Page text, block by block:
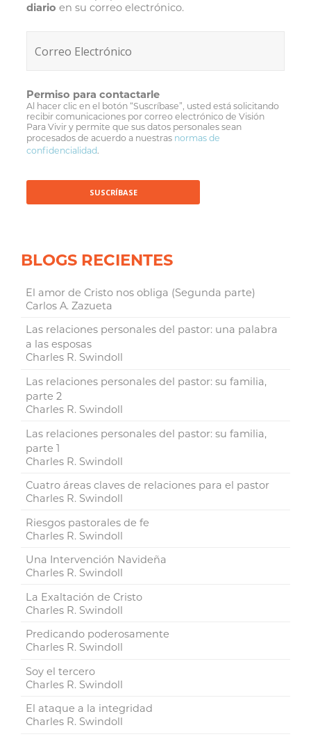
diario en su correo electrónico.
Permiso para contactarle
Al hacer clic en el botón “Suscríbase”, usted está solicitando
recibir comunicaciones por correo electrónico de Visión
Para Vivir y permite que sus datos personales sean
procesados de acuerdo a nuestras normas de
confidencialidad.
BLOGS RECIENTES
El amor de Cristo nos obliga (Segunda parte)
Carlos A. Zazueta
Las relaciones personales del pastor: una palabra
a las esposas
Charles R. Swindoll
Las relaciones personales del pastor: su familia,
parte 2
Charles R. Swindoll
Las relaciones personales del pastor: su familia,
parte 1
Charles R. Swindoll
Cuatro áreas claves de relaciones para el pastor
Charles R. Swindoll
Riesgos pastorales de fe
Charles R. Swindoll
Una Intervención Navideña
Charles R. Swindoll
La Exaltación de Cristo
Charles R. Swindoll
Predicando poderosamente
Charles R. Swindoll
Soy el tercero
Charles R. Swindoll
El ataque a la integridad
Charles R. Swindoll